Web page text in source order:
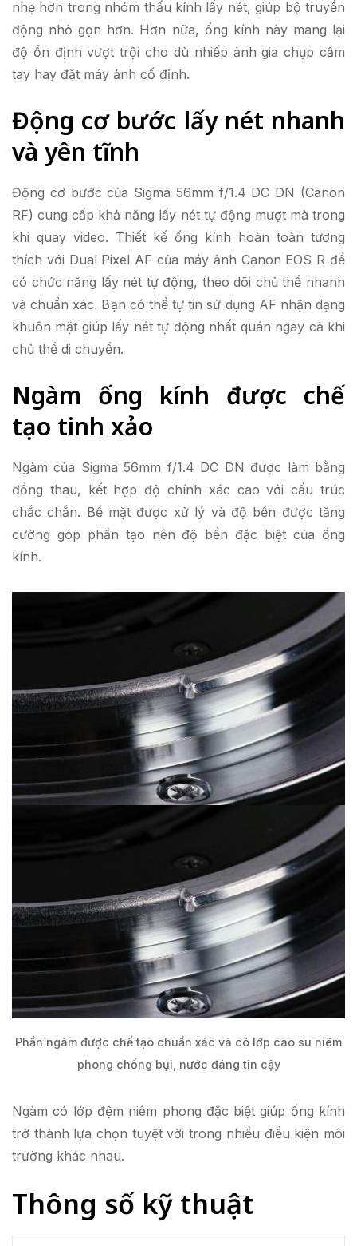
nhẹ hơn trong nhóm thấu kính lấy nét, giúp bộ truyền
động nhỏ gọn hơn. Hơn nữa, ống kính này mang lại
độ ổn định vượt trội cho dù nhiếp ảnh gia chụp cầm
tay hay đặt máy ảnh cố định.
Động cơ bước lấy nét nhanh
và yên tĩnh
Động cơ bước của Sigma 56mm f/1.4 DC DN (Canon
RF) cung cấp khả năng lấy nét tự động mượt mà trong
khi quay video. Thiết kế ống kính hoàn toàn tương
thích với Dual Pixel AF của máy ảnh Canon EOS R để
có chức năng lấy nét tự động, theo dõi chủ thể nhanh
và chuẩn xác. Bạn có thể tự tin sử dụng AF nhận dạng
khuôn mặt giúp lấy nét tự động nhất quán ngay cả khi
chủ thể di chuyển.
Ngàm ống kính được chế
tạo tinh xảo
Ngàm của Sigma 56mm f/1.4 DC DN được làm bằng
đồng thau, kết hợp độ chính xác cao với cấu trúc
chắc chắn. Bề mặt được xử lý và độ bền được tăng
cường góp phần tạo nên độ bền đặc biệt của ống
kính.
Phần ngàm được chế tạo chuẩn xác và có lớp cao su niêm
phong chống bụi, nước đáng tin cậy
Ngàm có lớp đệm niêm phong đặc biệt giúp ống kính
trở thành lựa chọn tuyệt vời trong nhiều điều kiện môi
trường khác nhau.
Thông số kỹ thuật